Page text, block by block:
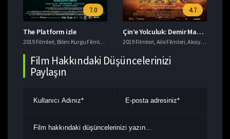
,Macera Filmleri
7.0
The Platform izle
2019 Filmleri Bilim Kurgu Filmleri Gerilim Filmleri,imdb 7+ Filmler ,Korku Filmleri
4.7
Çin’e Yolculuk: Demir Maskenin Gizemi izle
2019 Filmleri Aile Filmleri ,Aksiyon Filmleri
Film Hakkındaki Düşüncelerinizi
Paylaşın